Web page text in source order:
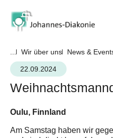
... Wir über uns News &
22.09.2024
Oulu, Finnland
Am Samstag haben wir